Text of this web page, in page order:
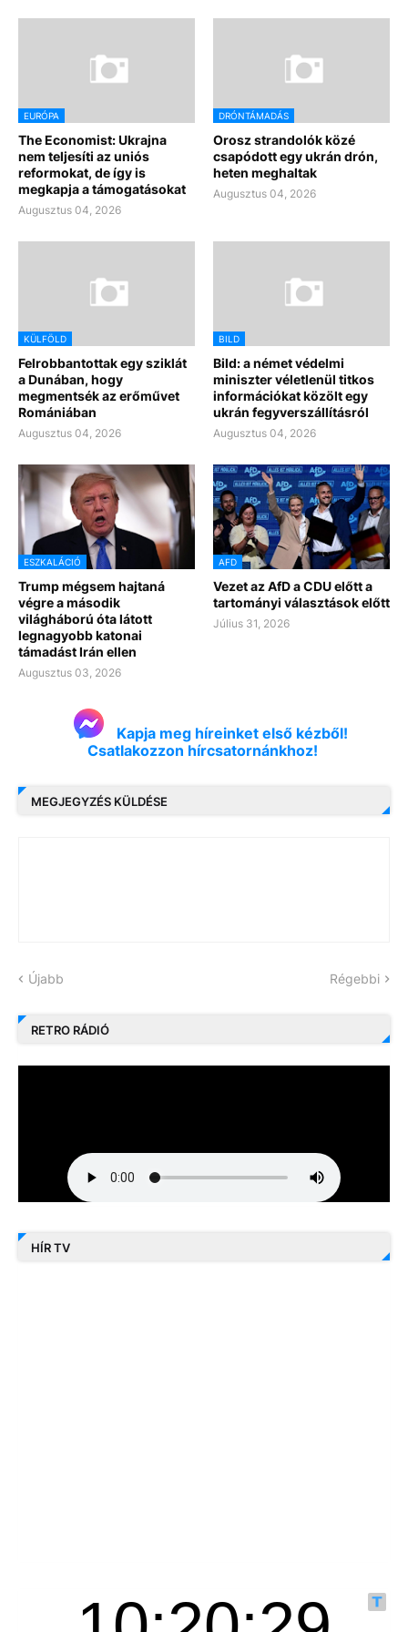
EURÓPA
The Economist: Ukrajna
nem teljesíti az uniós
reformokat, de így is
megkapja a támogatásokat
Augusztus 04, 2026
DRÓNTÁMADÁS
Orosz strandolók közé
csapódott egy ukrán drón,
heten meghaltak
Augusztus 04, 2026
KÜLFÖLD
Felrobbantottak egy sziklát
a Dunában, hogy
megmentsék az erőművet
Romániában
Augusztus 04, 2026
BILD
Bild: a német védelmi
miniszter véletlenül titkos
információkat közölt egy
ukrán fegyverszállításról
Augusztus 04, 2026
ESZKALÁCIÓ
Trump mégsem hajtaná
végre a második
világháború óta látott
legnagyobb katonai
támadást Irán ellen
Augusztus 03, 2026
AFD
Vezet az AfD a CDU előtt a
tartományi választások előtt
Július 31, 2026
Kapja meg híreinket első kézből!
Csatlakozzon hírcsatornánkhoz!
MEGJEGYZÉS KÜLDÉSE
Újabb Régebbi
RETRO RÁDIÓ
HÍR TV